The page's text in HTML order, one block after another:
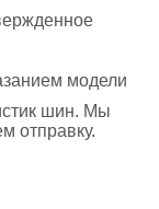
модели
шин. Мы
отправку.